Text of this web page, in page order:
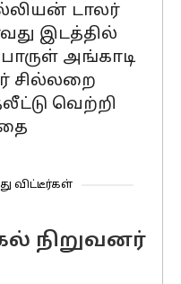
டாலர்
இடத்தில்
அங்காடி
சில்லறை
வெற்றி
விட்டீர்கள்
நிறுவனர்